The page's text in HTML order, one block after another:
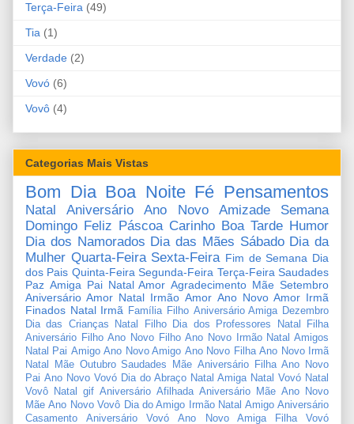
Terça-Feira (49)
Tia (1)
Verdade (2)
Vovó (6)
Vovô (4)
Categorias Mais Vistas
Bom Dia Boa Noite Fé Pensamentos
Natal Aniversário Ano Novo Amizade
Semana
Domingo Feliz Páscoa Carinho Boa Tarde Humor
Dia dos Namorados Dia das Mães Sábado Dia da
Mulher Quarta-Feira Sexta-Feira Fim de Semana Dia
dos Pais Quinta-Feira Segunda-Feira Terça-Feira Saudades
Paz Amiga Pai Natal Amor Agradecimento Mãe Setembro
Aniversário Amor Natal Irmão Amor Ano Novo Amor Irmã
Finados Natal Irmã Família Filho Aniversário Amiga Dezembro
Dia das Crianças
Natal Filho Dia dos Professores
Natal Filha
Aniversário Filho Ano Novo Filho Ano Novo Irmão Natal Amigos
Natal Pai Amigo Ano Novo Amigo Ano Novo Filha Ano Novo Irmã
Natal Mãe Outubro Saudades Mãe Aniversário Filha Ano Novo
Pai Ano Novo Vovó Dia do Abraço Natal Amiga Natal Vovó Natal
Vovô
Natal gif Aniversário Afilhada Aniversário Mãe Ano Novo
Mãe Ano Novo Vovô Dia do Amigo Irmão Natal Amigo Aniversário
Casamento
Aniversário Vovó Ano Novo Amiga Filha Vovó